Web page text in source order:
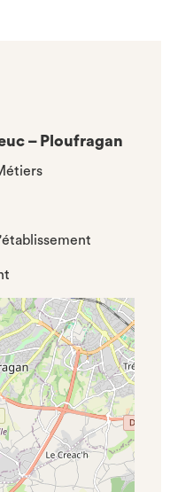
– Ploufragan